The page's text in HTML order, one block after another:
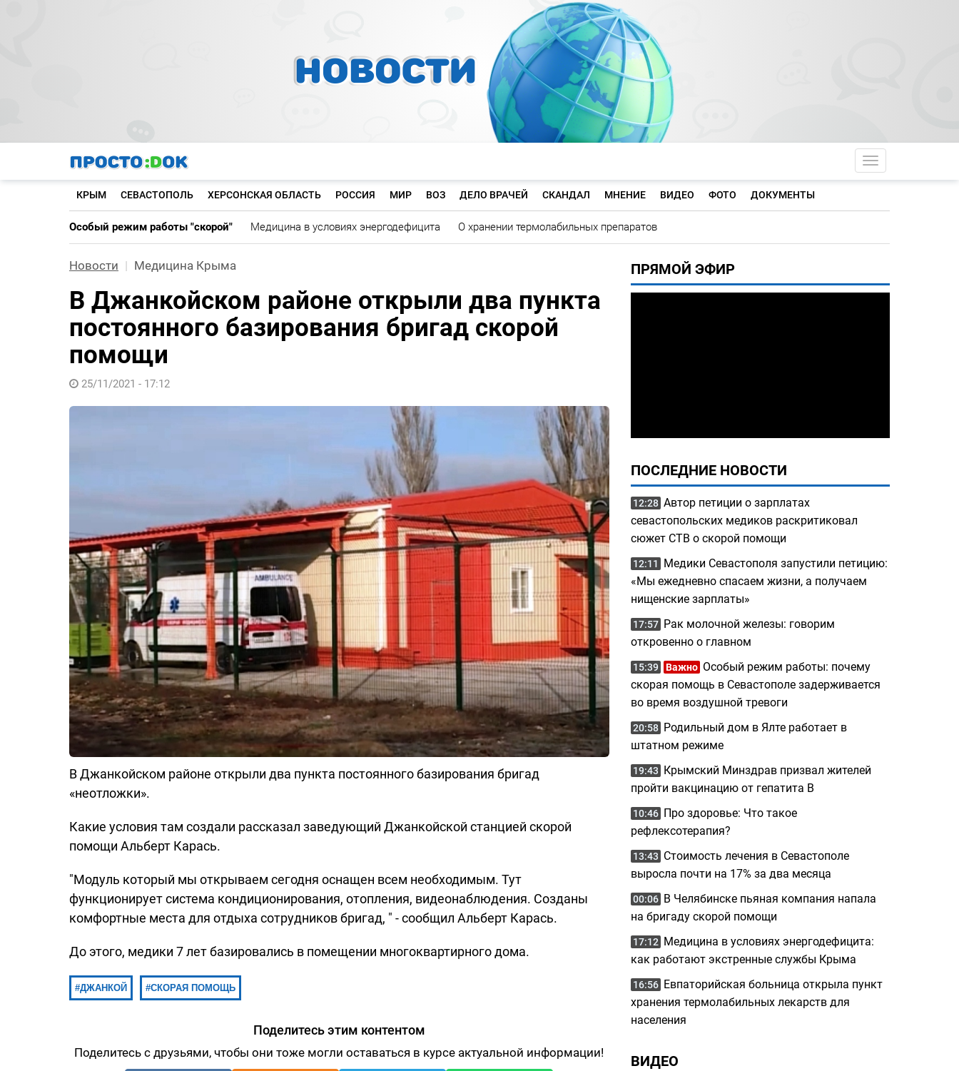
Toggle
КРЫМ СЕВАСТОПОЛЬ ХЕРСОНСКАЯ ОБЛАСТЬ РОССИЯ МИР ВОЗ ДЕЛО ВРАЧЕЙ СКАНДАЛ МНЕНИЕ ВИДЕО ФОТО ДОКУМЕНТЫ
Особый режим работы "скорой" Медицина в условиях энергодефицита О хранении термолабильных препаратов
Новости Медицина Крыма
В Джанкойском районе открыли два пункта
постоянного базирования бригад скорой
помощи
25/11/2021 - 17:12
В Джанкойском районе открыли два пункта постоянного базирования бригад
«неотложки».
Какие условия там создали рассказал заведующий Джанкойской станцией скорой
помощи Альберт Карась.
"Модуль который мы открываем сегодня оснащен всем необходимым. Тут
функционирует система кондиционирования, отопления, видеонаблюдения. Созданы
комфортные места для отдыха сотрудников бригад, " - сообщил Альберт Карась.
До этого, медики 7 лет базировались в помещении многоквартирного дома.
ДЖАНКОЙ СКОРАЯ ПОМОЩЬ
Поделитесь этим контентом
Поделитесь с друзьями, чтобы они тоже могли оставаться в курсе актуальной информации!
ПРЯМОЙ ЭФИР
ПОСЛЕДНИЕ НОВОСТИ
12:28 Автор петиции о зарплатах
севастопольских медиков раскритиковал
сюжет СТВ о скорой помощи
12:11
Медики Севастополя запустили петицию:
«Мы ежедневно спасаем жизни, а получаем
нищенские зарплаты»
17:57 Рак молочной железы: говорим
откровенно о главном
15:39 Важно Особый режим работы: почему
скорая помощь в Севастополе задерживается
во время воздушной тревоги
20:58 Родильный дом в Ялте работает в
штатном режиме
19:43
Крымский Минздрав призвал жителей
пройти вакцинацию от гепатита B
10:46 Про здоровье: Что такое
рефлексотерапия?
13:43 Стоимость лечения в Севастополе
выросла почти на 17% за два месяца
00:06 В Челябинске пьяная компания напала
на бригаду скорой помощи
17:12 Медицина в условиях энергодефицита:
как работают экстренные службы Крыма
16:56 Евпаторийская больница открыла пункт
хранения термолабильных лекарств для
населения
ВИДЕО